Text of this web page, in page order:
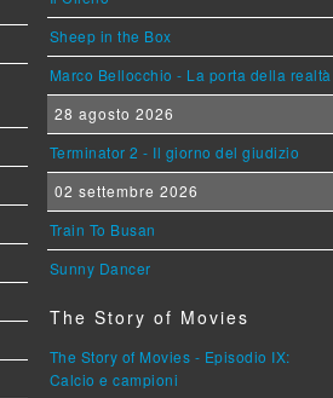
Sheep in the Box
Marco Bellocchio - La porta della realtà
28 agosto 2026
Terminator 2 - Il giorno del giudizio
02 settembre 2026
Train To Busan
Sunny Dancer
The Story of Movies
The Story of Movies - Episodio IX:
Calcio e campioni